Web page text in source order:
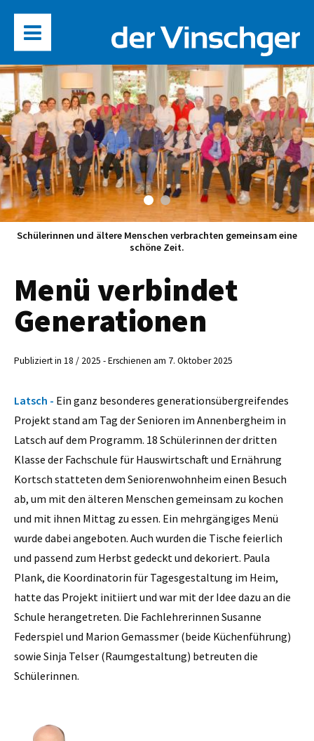
Schülerinnen und ältere Menschen verbrachten gemeinsam eine
schöne Zeit.
Menü verbindet
Generationen
Publiziert in 18 / 2025 - Erschienen am 7. Oktober 2025
Latsch - Ein ganz besonderes generationsübergreifendes
Projekt stand am Tag der Senioren im Annenbergheim in
Latsch auf dem Programm. 18 Schülerinnen der dritten
Klasse der Fachschule für Hauswirtschaft und Ernährung
Kortsch statteten dem Seniorenwohnheim einen Besuch
ab, um mit den älteren Menschen gemeinsam zu kochen
und mit ihnen Mittag zu essen. Ein mehrgängiges Menü
wurde dabei angeboten. Auch wurden die Tische feierlich
und passend zum Herbst gedeckt und dekoriert. Paula
Plank, die Koordinatorin für Tagesgestaltung im Heim,
hatte das Projekt initiiert und war mit der Idee dazu an die
Schule herangetreten. Die Fachlehrerinnen Susanne
Federspiel und Marion Gemassmer (beide Küchenführung)
sowie Sinja Telser (Raumgestaltung) betreuten die
Schülerinnen.